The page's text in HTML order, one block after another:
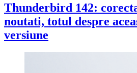
Thunderbird 142:
noutati, totul despre
versiune